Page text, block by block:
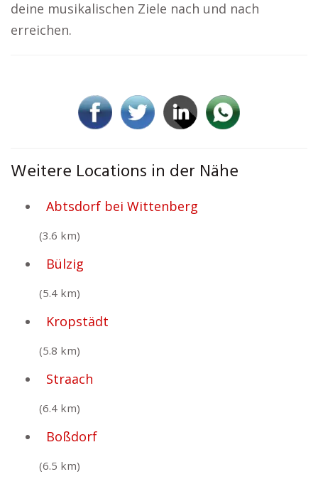
deine musikalischen Ziele nach und nach
erreichen.
Weitere Locations in der Nähe
Abtsdorf bei Wittenberg
(3.6 km)
Bülzig
(5.4 km)
Kropstädt
(5.8 km)
Straach
(6.4 km)
Boßdorf
(6.5 km)